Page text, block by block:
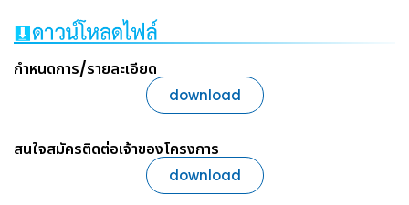
กำหนดการ/รายละเอียด
download
สนใจสมัครติดต่อเจ้าของโครงการ
download